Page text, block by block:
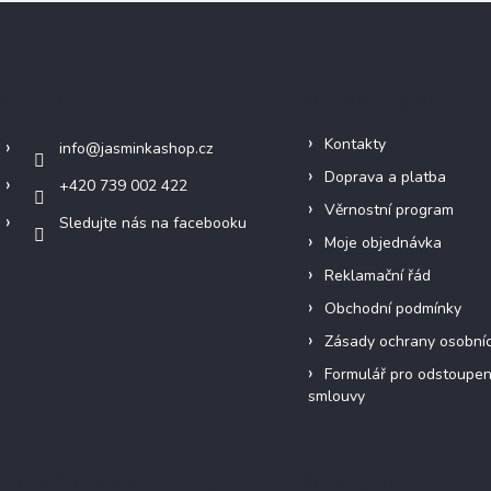
info@jasminkashop.cz
+420 739 002 422
Sledujte nás na facebooku
Kontakty
Doprava a platba
Věrnostní program
Moje objednávka
Reklamační řád
Obchodní podmínky
Zásady ochrany
Formulář pro
smlouvy